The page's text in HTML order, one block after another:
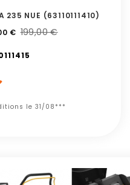
235 NUE (63110111410)
€ 199,00 €
le 31/08***